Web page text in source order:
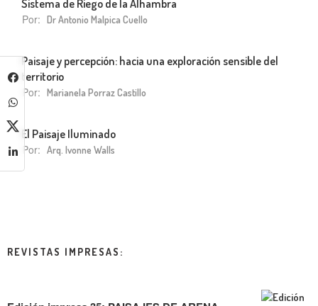
Sistema de Riego de la Alhambra
Por: Dr Antonio Malpica Cuello
Paisaje y percepción: hacia una exploración sensible del
territorio
Por: Marianela Porraz Castillo
El Paisaje Iluminado
Por: Arq. Ivonne Walls
REVISTAS IMPRESAS: